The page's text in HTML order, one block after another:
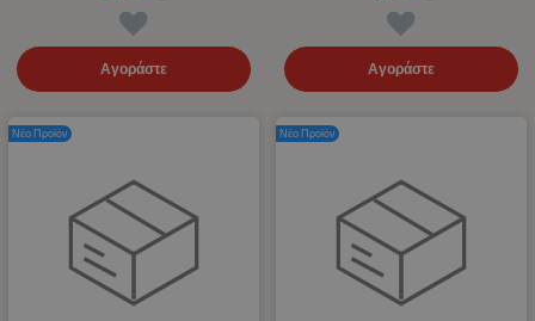
Αγοράστε Αγοράστε
Νέο Προϊόν Νέο Προϊόν